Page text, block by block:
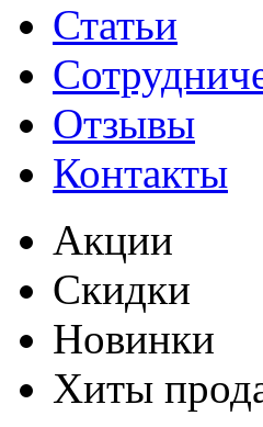
Статьи
Отзывы
Контакты
Акции
Скидки
Новинки
Хиты